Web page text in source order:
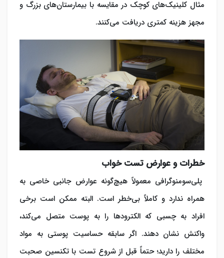
مثال کلینیک‌های کوچک در مقایسه با بیمارستان‌های بزرگ و
مجهز هزینه کمتری دریافت می‌کنند.
خطرات و عوارض تست خواب
پلی‌سومنوگرافی معمولاً هیچ‌گونه عوارض جانبی خاصی به
همراه ندارد و کاملاً بی‌خطر است. البته ممکن است برخی
افراد به چسبی که الکترودها را به پوست متصل می‌کند،
واکنش نشان دهند. اگر سابقه حساسیت پوستی به مواد
مختلف را دارید؛ حتماً قبل از شروع تست با تکنسین صحبت